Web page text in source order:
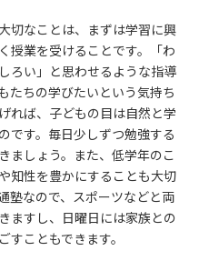
切なことは、まずは学習に興
授業を受けることです。「わ
ろい」と思わせるような指導
たちの学びたいという気持ち
れば、子どもの目は自然と学
です。毎日少しずつ勉強する
ましょう。また、低学年のこ
知性を豊かにすることも大切
塾なので、スポーツなどと両
ますし、日曜日には家族との
すこともできます。